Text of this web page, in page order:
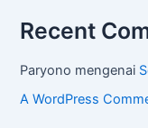
Recent
Paryono mengenai
A WordPress